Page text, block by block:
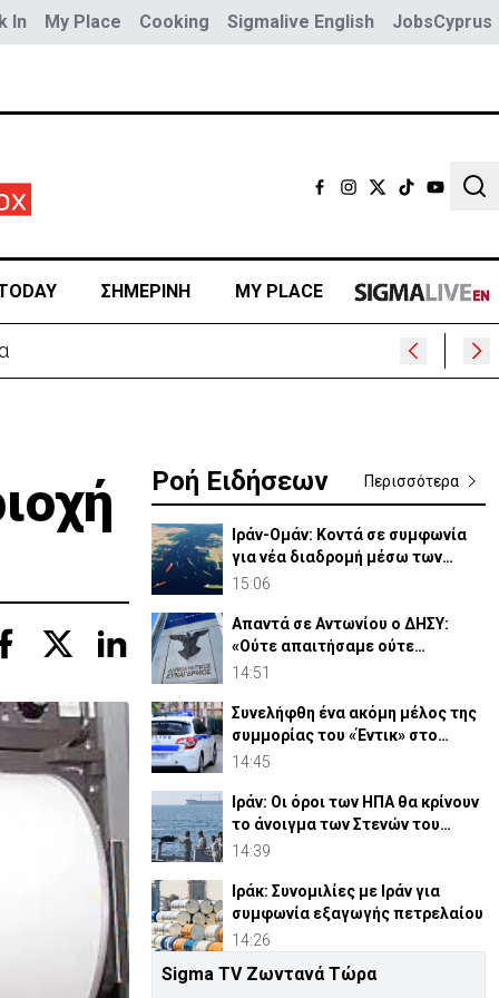
In My Place Cooking Sigmalive English JobsCyprus
ΣΗΜΕΡΙΝΗ MY PLACE
Ροή Ειδήσεων Περισσότερα
Ιράν-Ομάν: Κοντά σε συμφωνία
για νέα διαδρομή μέσω των
Στενών του Ορμούζ
15:06
Απαντά σε Αντωνίου ο ΔΗΣΥ:
«Ούτε απαιτήσαμε ούτε
διεκδικήσαμε διορισμούς»
14:51
Συνελήφθη ένα ακόμη μέλος της
συμμορίας του «Έντικ» στο
Παλαιό Φάληρο
14:45
Ιράν: Οι όροι των ΗΠΑ θα κρίνουν
το άνοιγμα των Στενών του
Ορμούζ
14:39
Ιράκ: Συνομιλίες με Ιράν για
συμφωνία εξαγωγής πετρελαίου
14:26
ΕΔΕΚ: Επικυρώθηκαν 4
Sigma TV Ζωντανά Τώρα